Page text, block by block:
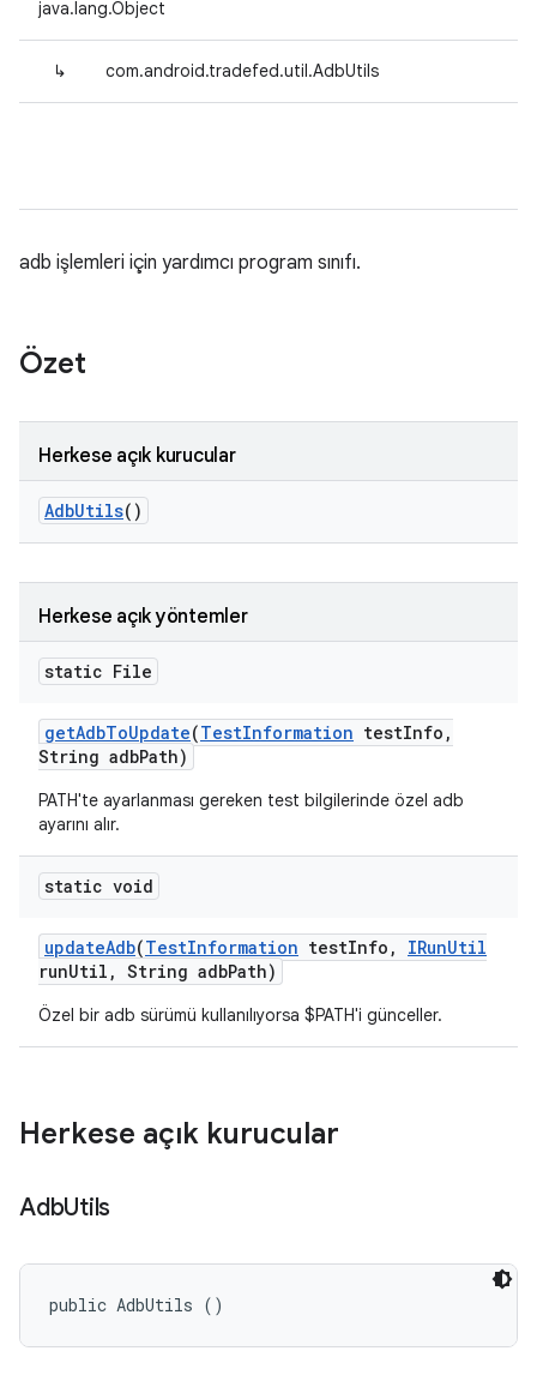
java.lang.Object
↳ com.android.tradefed.util.AdbUtils
adb işlemleri için yardımcı program sınıfı.
Özet
Herkese açık kurucular
AdbUtils()
Herkese açık yöntemler
static File
getAdbToUpdate(TestInformation testInfo ,
String adbPath)
PATH'te ayarlanması gereken test bilgilerinde özel adb
ayarını alır.
static void
updateAdb(TestInformation testInfo , IRunUtil
runUtil , String adbPath)
Özel bir adb sürümü kullanılıyorsa $PATH'i günceller.
Herkese açık kurucular
AdbUtils
public AdbUtils ()